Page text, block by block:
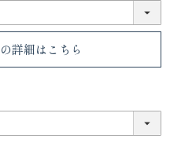
の詳細はこちら